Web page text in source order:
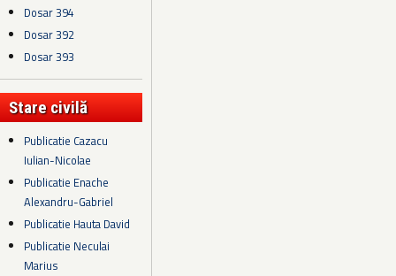
Dosar 394
Dosar 392
Dosar 393
Stare civilă
Publicatie Cazacu
Iulian-Nicolae
Publicatie Enache
Alexandru-Gabriel
Publicatie Hauta David
Publicatie Neculai
Marius